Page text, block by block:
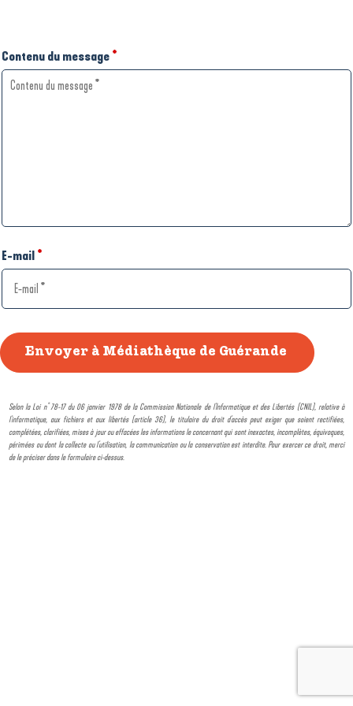
Contenu du message *
E-mail *
Selon la Loi n° 78-17 du 06 janvier 1978 de la Commission Nationale de l'Informatique et des Libertés (CNIL), relative à
l'informatique, aux fichiers et aux libertés (article 36), le titulaire du droit d'accès peut exiger que soient rectifiées,
complétées, clarifiées, mises à jour ou effacées les informations le concernant qui sont inexactes, incomplètes, équivoques,
périmées ou dont la collecte ou l'utilisation, la communication ou la conservation est interdite. Pour exercer ce droit, merci
de le préciser dans le formulaire ci-dessus.